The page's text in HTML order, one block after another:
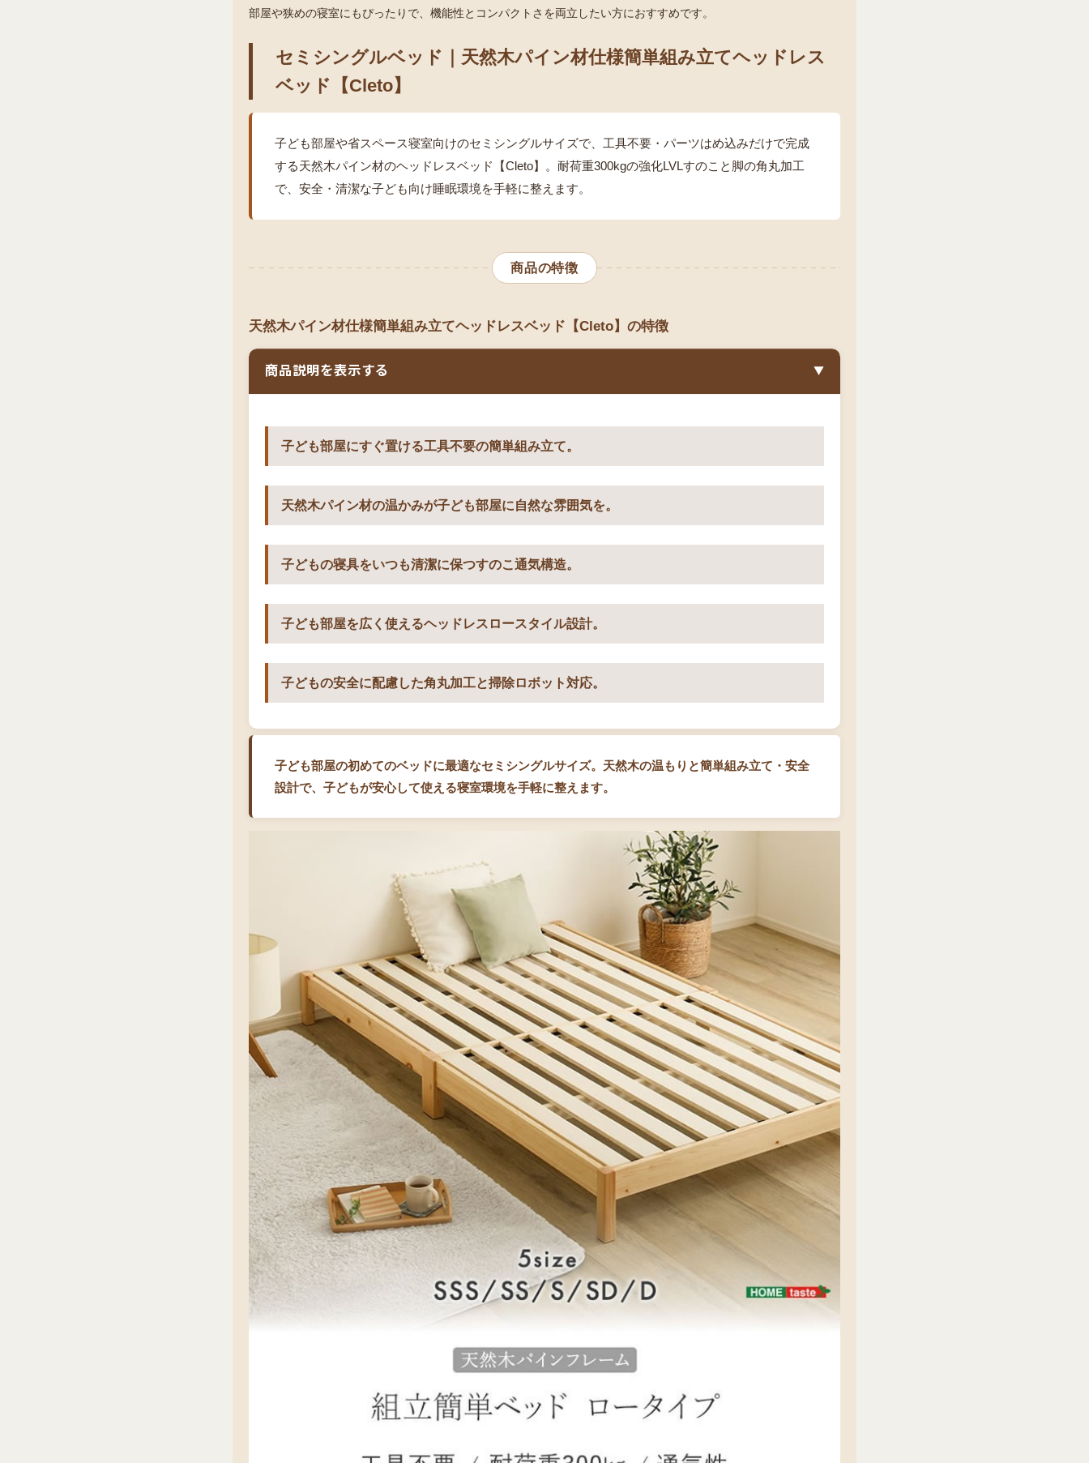
部屋や狭めの寝室にもぴったりで、機能性とコンパクトさを両立したい方におすすめです。
セミシングルベッド｜天然木パイン材仕様簡単組み立てヘッドレス
ベッド【Cleto】
子ども部屋や省スペース寝室向けのセミシングルサイズで、工具不要・パーツはめ込みだけで完成
する天然木パイン材のヘッドレスベッド【Cleto】。耐荷重300kgの強化LVLすのこと脚の角丸加工
で、安全・清潔な子ども向け睡眠環境を手軽に整えます。
商品の特徴
天然木パイン材仕様簡単組み立てヘッドレスベッド【Cleto】の特徴
商品説明を表示する ▼
子ども部屋にすぐ置ける工具不要の簡単組み立て。
天然木パイン材の温かみが子ども部屋に自然な雰囲気を。
子どもの寝具をいつも清潔に保つすのこ通気構造。
子ども部屋を広く使えるヘッドレスロースタイル設計。
子どもの安全に配慮した角丸加工と掃除ロボット対応。
子ども部屋の初めてのベッドに最適なセミシングルサイズ。天然木の温もりと簡単組み立て・安全
設計で、子どもが安心して使える寝室環境を手軽に整えます。